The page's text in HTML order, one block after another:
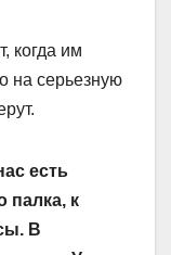
когда им
на серьезную
есть
палка, к
В